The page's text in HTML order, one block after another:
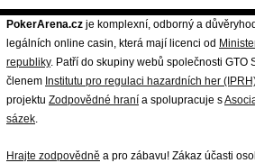
PokerArena.cz je komplexní, odborný a
legálních online casin, která mají licenci od
republiky. Patří do skupiny webů společnosti GTO
členem Institutu pro regulaci hazardních her
projektu Zodpovědné hraní a spolupracuje s
sázek.
Hrajte zodpovědně a pro zábavu! Zákaz účasti